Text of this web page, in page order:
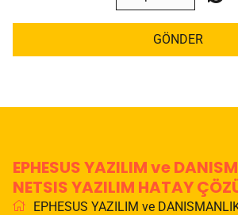
GÖNDER
EPHESUS YAZILIM ve
NETSIS YAZILIM HATAY
EPHESUS YAZILIM ve